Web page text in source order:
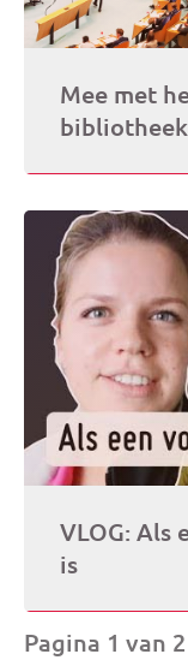
Mee met
VLOG: Als
is
Pagina 1 van 2